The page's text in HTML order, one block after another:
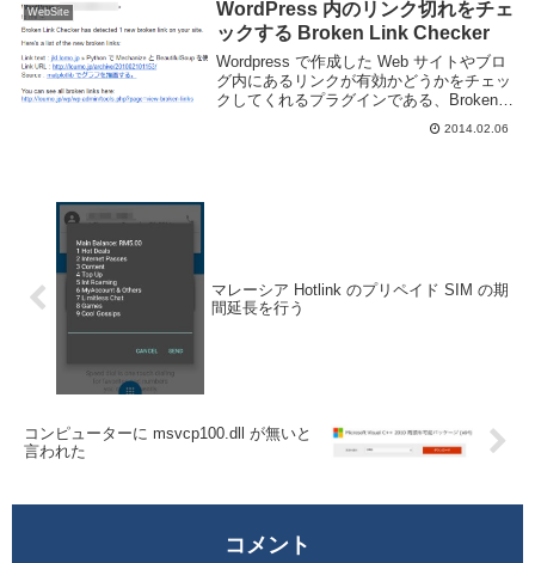
WebSite
WordPress 内のリンク切れをチェ
ックする Broken Link Checker
Wordpress で作成した Web サイトやブロ
グ内にあるリンクが有効かどうかをチェッ
クしてくれるプラグインである、Broken
Link Checker を紹介します。リンク押して
404 だったりしたら優しくないですが手動
2014.02.06
マレーシア Hotlink のプリペイド SIM の期
間延長を行う
コンピューターに msvcp100.dll が無いと
言われた
コメント